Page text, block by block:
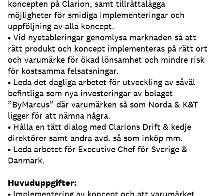
koncepten på Clarion, samt tillrättalägga
möjligheter för smidiga implementeringar och
uppföljning av alla koncept.
• Vid nyetableringar genomlysa marknaden så att
rätt produkt och koncept implementeras på rätt ort
och varumärke för ökad lönsamhet och mindre risk
för kostsamma felsatsningar.
• Leda det dagliga arbetet för utveckling av såväl
befintliga som nya investeringar av bolaget
”ByMarcus” där varumärken så som Norda & K&T
ligger för att nämna några.
• Hålla en tätt dialog med Clarions Drift & kedje
direktörer samt andra avd. så som inköp mm.
• Leda arbetet för Executive Chef för Sverige &
Danmark.
Huvuduppgifter:
• Implementering av koncept och att varumärket